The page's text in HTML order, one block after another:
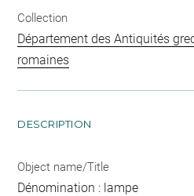
Collection
Département des Antiquités
romaines
DESCRIPTION
Object name/Title
Dénomination : lampe